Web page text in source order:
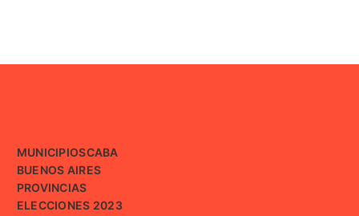
MUNICIPIOSCABA
BUENOS AIRES
PROVINCIAS
ELECCIONES 2023